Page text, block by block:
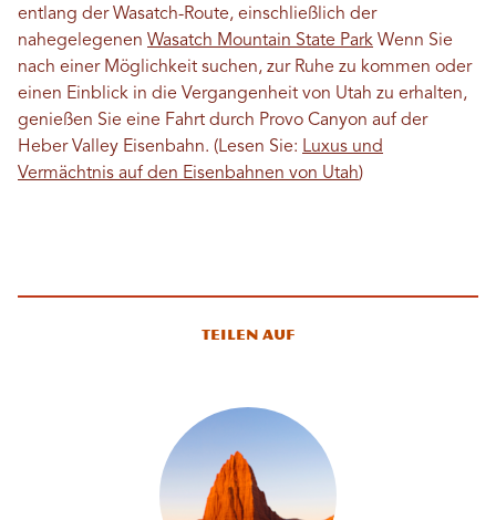
entlang der Wasatch-Route, einschließlich der
nahegelegenen Wasatch Mountain State Park Wenn Sie
nach einer Möglichkeit suchen, zur Ruhe zu kommen oder
einen Einblick in die Vergangenheit von Utah zu erhalten,
genießen Sie eine Fahrt durch Provo Canyon auf der
Heber Valley Eisenbahn. (Lesen Sie: Luxus und
Vermächtnis auf den Eisenbahnen von Utah)
Teilen auf